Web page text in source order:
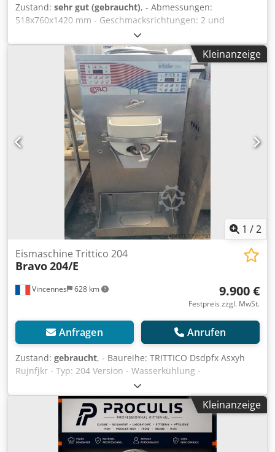
Zustand: sehr gut (gebraucht), - Abmessungen:
518x760x1420 mm - Geschmacksrichtungen: 2 und
gemischt - Leistung: 17-18 l/h - Spannung: 220 V - Leistung:
1,7 kW - Nettogewicht: 143 kg Dedpfxswxu Srj Anfskr
Kleinanzeige
1 /2
Vincennes 628 km
Eismaschine Trittico 204
Bravo204/E
9.900 €
Festpreis zzgl. MwSt.
Anfragen Anrufen
Zustand: gebraucht, - Baureihe: TRITTICO Dsdpfx Asxyh
Rujnfjkr - Typ: 204 Version - Wasserkühlung -
Seriennummer: 3011049 - Produktionsmenge pro Zyklus:
Max. 4 Liter (2 bis 4 kg Eismasse) - Stundenleistung: 20 bis
30 Dkodcu Toxyh Ruji Enoh - Mix pro Zyklus: 2 bis 4 kg -
Schutzart: IP 22 - Spannung: 380 V - Leistung: 5 kW -
Gebrauchte Profi-Eismaschine Trittico 305 BRAVO:
Entdecken Sie die Kunst der Gourmet-Herstellung Die
Kleinanzeige